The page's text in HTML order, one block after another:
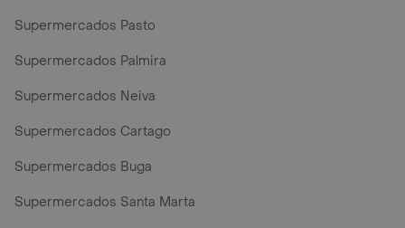
Supermercados Pasto
Supermercados Palmira
Supermercados Neiva
Supermercados Cartago
Supermercados Buga
Supermercados Santa Marta